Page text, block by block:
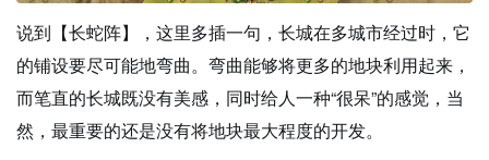
说到【长蛇阵】，这里多插一句，长城在多城市经过时，它
的铺设要尽可能地弯曲。弯曲能够将更多的地块利用起来，
而笔直的长城既没有美感，同时给人一种“很呆”的感觉，当
然，最重要的还是没有将地块最大程度的开发。